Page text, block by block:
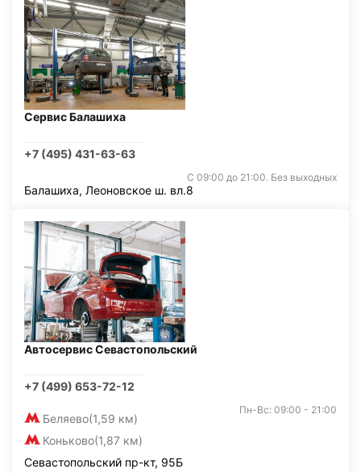
Сервис Балашиха
+7 (495) 431-63-63
С 09:00 до 21:00. Без выходных
Балашиха, Леоновское ш. вл.8
Автосервис Севастопольский
+7 (499) 653-72-12
Беляево(1,59 км)
Коньково(1,87 км)
Пн-Вс: 09:00 - 21:00
Севастопольский пр-кт, 95Б